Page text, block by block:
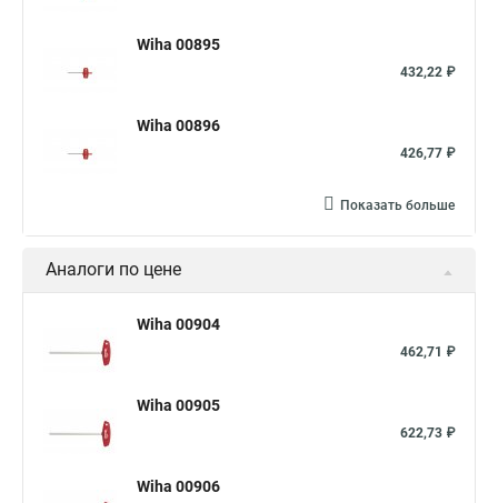
Wiha 00895
432,22 ₽
Wiha 00896
426,77 ₽
Показать больше
Аналоги по цене
Wiha 00904
462,71 ₽
Wiha 00905
622,73 ₽
Wiha 00906